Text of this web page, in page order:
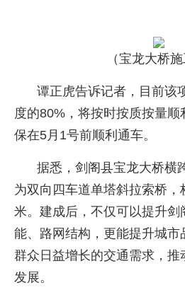
（宝龙大桥施
谭正虎告诉记者，目前该
度的80%，将按时按质按量
保在5月1号前顺利通车。
据悉，剑阁县宝龙大桥横
为双向四车道单塔斜拉索桥
米。建成后，不仅可以提升剑
能、路网结构，更能提升城市
群众日益增长的交通需求，推
发展。